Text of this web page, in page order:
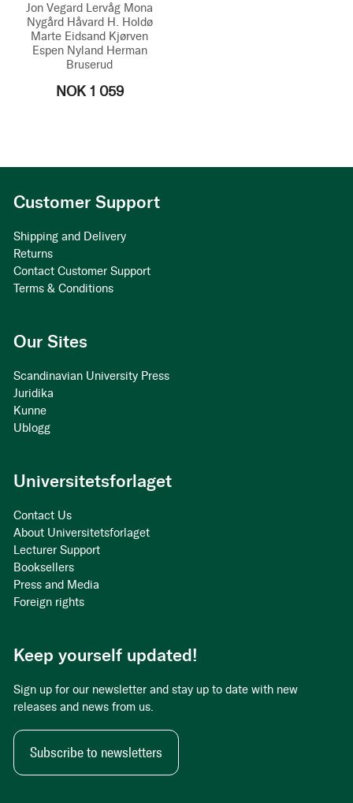
Jon Vegard Lervåg Mona
Nygård Håvard H. Holdø
Marte Eidsand Kjørven
Espen Nyland Herman
Bruserud
NOK 1 059
Customer Support
Shipping and Delivery
Returns
Contact Customer Support
Terms & Conditions
Our Sites
Scandinavian University Press
Juridika
Kunne
Ublogg
Universitetsforlaget
Contact Us
About Universitetsforlaget
Lecturer Support
Booksellers
Press and Media
Foreign rights
Keep yourself updated!
Sign up for our newsletter and stay up to date with new
releases and news from us.
Subscribe to newsletters